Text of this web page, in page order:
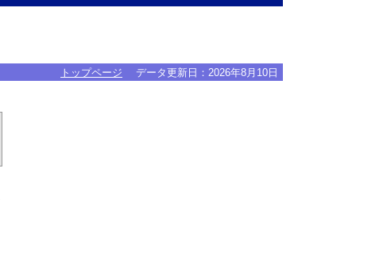
トップページ データ更新日： 2026年8月10日